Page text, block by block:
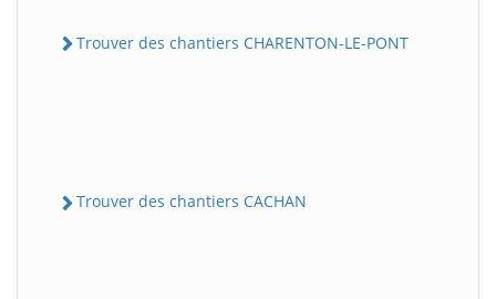
Trouver des chantiers CHARENTON-LE-PONT
Trouver des chantiers CACHAN